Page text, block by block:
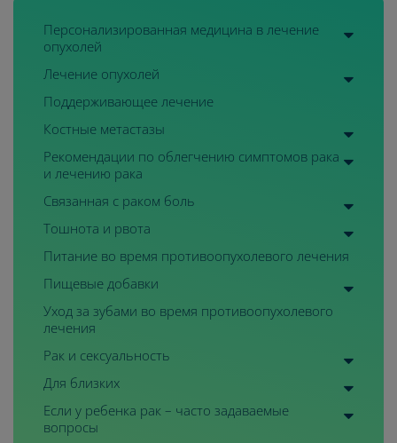
Персонализированная медицина в лечение
опухолей
Лечение опухолей
Поддерживающее лечение
Костные метастазы
Рекомендации по облегчению симптомов рака
и лечению рака
Связанная с раком боль
Тошнота и рвота
Питание во время противоопухолевого лечения
Пищевые добавки
Уход за зубами во время противоопухолевого
лечения
Рак и сексуальность
Для близких
Если у ребенка рак – часто задаваемые
вопросы